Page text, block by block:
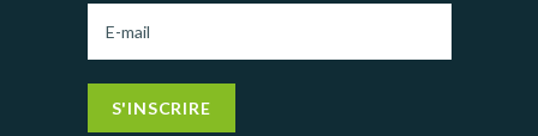
S'INSCRIRE